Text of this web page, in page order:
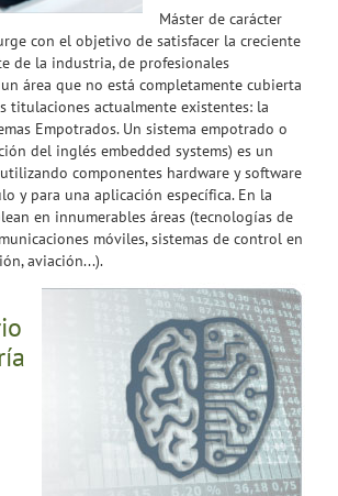
Máster de carácter
con el objetivo de satisfacer la creciente
de la industria, de profesionales
área que no está completamente cubierta
titulaciones actualmente existentes: la
Empotrados. Un sistema empotrado o
del inglés embedded systems) es un
componentes hardware y software
y para una aplicación específica. En la
en innumerables áreas (tecnologías de
móviles, sistemas de control en
aviación...).